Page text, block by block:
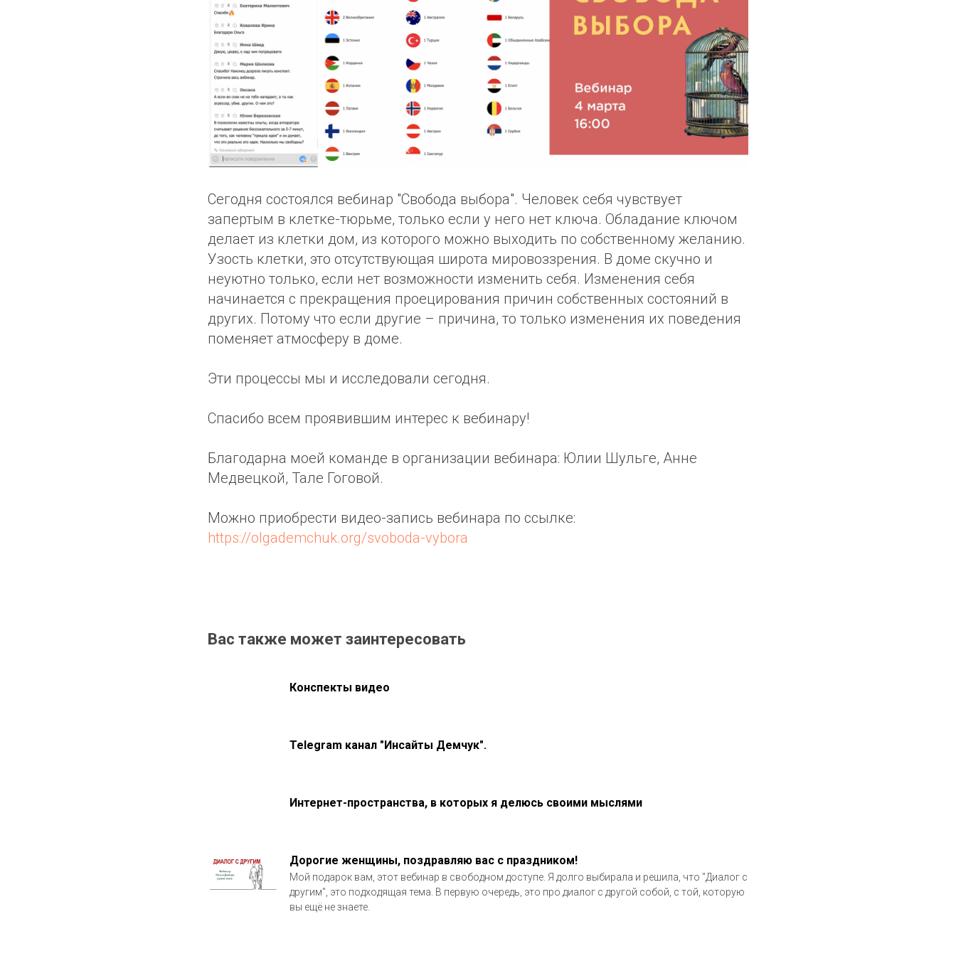
Сегодня состоялся вебинар "Свобода выбора". Человек себя чувствует
запертым в клетке-тюрьме, только если у него нет ключа. Обладание ключом
делает из клетки дом, из которого можно выходить по собственному желанию.
Узость клетки, это отсутствующая широта мировоззрения. В доме скучно и
неуютно только, если нет возможности изменить себя. Изменения себя
начинается с прекращения проецирования причин собственных состояний в
других. Потому что если другие – причина, то только изменения их поведения
поменяет атмосферу в доме.
Эти процессы мы и исследовали сегодня.
Спасибо всем проявившим интерес к вебинару!
Благодарна моей команде в организации вебинара: Юлии Шульге, Анне
Медвецкой, Тале Гоговой.
Можно приобрести видео-запись вебинара по ссылке:
https://olgademchuk.org/svoboda-vybora
Вас также может заинтересовать
Конспекты видео
Telegram канал "Инсайты Демчук".
Интернет-пространства, в которых я делюсь своими мыслями
Дорогие женщины, поздравляю вас с праздником!
Мой подарок вам, этот вебинар в свободном доступе. Я долго выбирала и решила, что "Диалог с
другим", это подходящая тема. В первую очередь, это про диалог с другой собой, с той, которую
вы ещё не знаете.